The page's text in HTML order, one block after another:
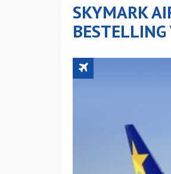
SKYMARK